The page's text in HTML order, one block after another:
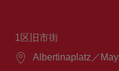
1区旧市街
場
Albertinaplatz／